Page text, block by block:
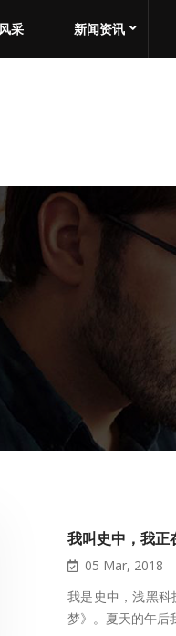
采 新闻资讯
我叫史中，我正
05 Mar, 2018
我是史中，浅黑
梦》。夏天的午后